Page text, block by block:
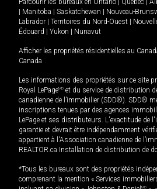
Parcourir les bureaux en Ontario Québec
Manitoba Saskatchewan Nouveau-
Labrador
Territoires du Nord-Ouest
Édouard
Yukon Nunavut
Afficher les propriétés résidentielles au
Canada
Les informations des propriétés sur ce site
Royal LePageMD et du service de distribution
canadienne de l’immobilier (SDD®). SDD®
inscriptions tenues par des agences
LePage et ses distributeurs. L'exactitude de
garantie et devrait être indépendamment
appartient à l'Association canadienne de
REALTOR.ca Installation de distribution de
*Tous les bureaux sont des propriétés
comprenant la mention « Services
MD